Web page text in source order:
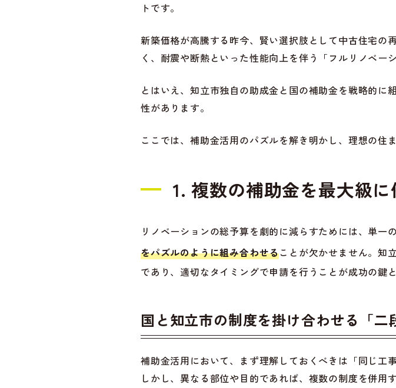
トです。
新築価格が高騰する昨今、賢い選択肢として中古住宅の
く、耐震や断熱といった性能向上を伴う「フルリノベー
とはいえ、知立市独自の助成金と国の補助金を戦略的
性があります。
ここでは、補助金活用のパズルを解き明かし、理想の住
1. 複数の補助金を最大級
リノベーションの総予算を劇的に減らすためには、単一
をパズルのように組み合わせることが欠かせません。知
であり、適切なタイミングで申請を行うことが成功の鍵と
国と知立市の制度を掛け合わせる「二
補助金活用において、まず理解しておくべきは「同じ工
しかし、異なる部位や目的であれば、複数の制度を併